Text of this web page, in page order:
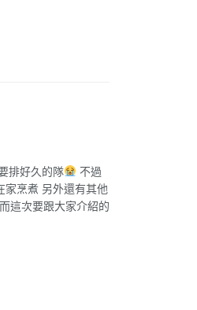
排好久的隊
不過
家烹煮 另外還有其他
而這次要跟大家介紹的